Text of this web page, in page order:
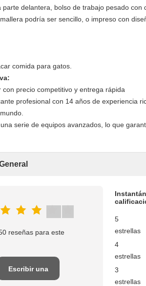
parte delantera, bolso de trabajo pesado
podría ser sencillo, o impreso con
comida para gatos.
con precio competitivo y entrega rápida
profesional con 14 años de experiencia
serie de equipos avanzados, lo que
reseñas para este
Escribir una
5
estrellas
4
estrellas
3
estrellas